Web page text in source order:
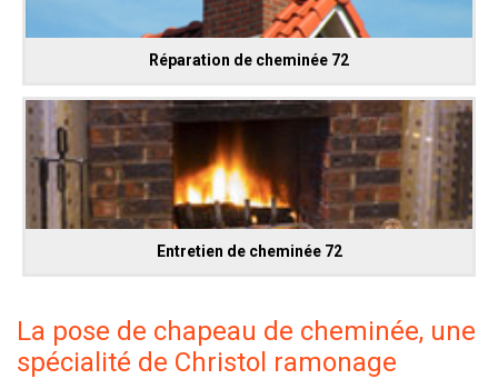
Réparation de cheminée 72
Entretien de cheminée 72
La pose de chapeau de cheminée, une
spécialité de Christol ramonage